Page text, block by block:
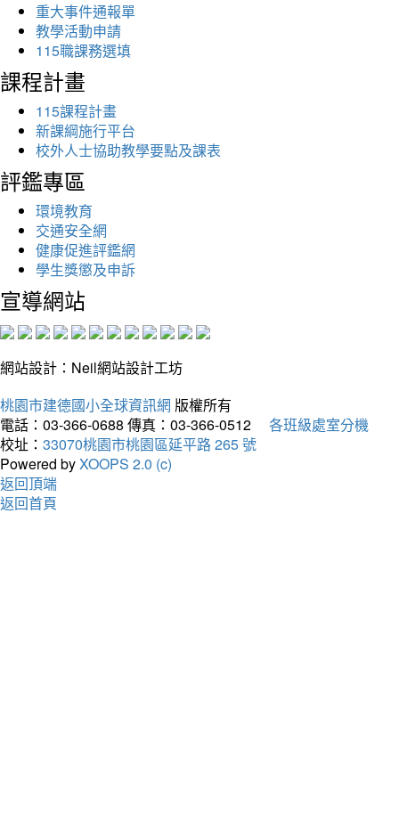
重大事件通報單
教學活動申請
115職課務選填
課程計畫
115課程計畫
新課綱施行平台
校外人士協助教學要點及課表
評鑑專區
環境教育
交通安全網
健康促進評鑑網
學生獎懲及申訴
宣導網站
網站設計：Neil網站設計工坊
桃園市建德國小全球資訊網 版權所有
電話：03-366-0688 傳真：03-366-0512
各班級處室分機
校址： 33070桃園市桃園區延平路 265 號
Powered byXOOPS 2.0 (c)
返回頂端
返回首頁